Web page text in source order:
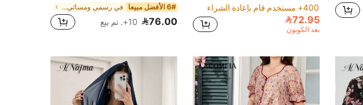
400+ مستخدم قام بإعادة الشراء
72.95
بعد الكوبون
6# الأفضل مبيعا في رسمي ومسائي الملابس العربية
76.00 10+. تم بيع